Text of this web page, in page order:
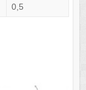
0,5